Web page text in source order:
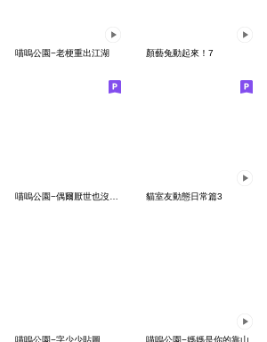
喵嗚公園−老梗重出江湖 顏藝兔動起來！7
貓室友動態日常篇3
喵嗚公園−字少少貼圖 喵嗚公園−媽媽是你的靠山